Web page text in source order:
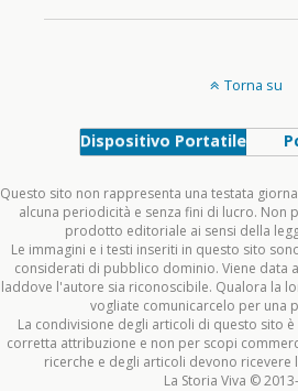
Torna su
Dispositivo Portatile
Questo sito non rappresenta una testata
alcuna periodicità e senza fini di lucro. Non
prodotto editoriale ai sensi della
Le immagini e i testi inseriti in questo sito
considerati di pubblico dominio. Viene data
laddove l'autore sia riconoscibile. Qualora la
vogliate comunicarcelo per una
La condivisione degli articoli di questo sito
corretta attribuzione e non per scopi
ricerche e degli articoli devono ricevere
La Storia Viva ©